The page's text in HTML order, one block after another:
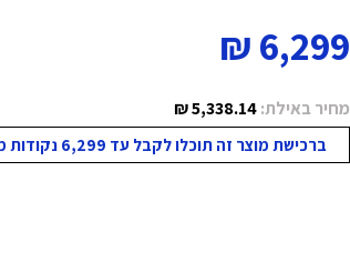
6,299 ₪
מחיר באילת:5,338.14 ₪
ברכישת מוצר זה תוכלו לקבל עד 6,299 נקודות מועדון!